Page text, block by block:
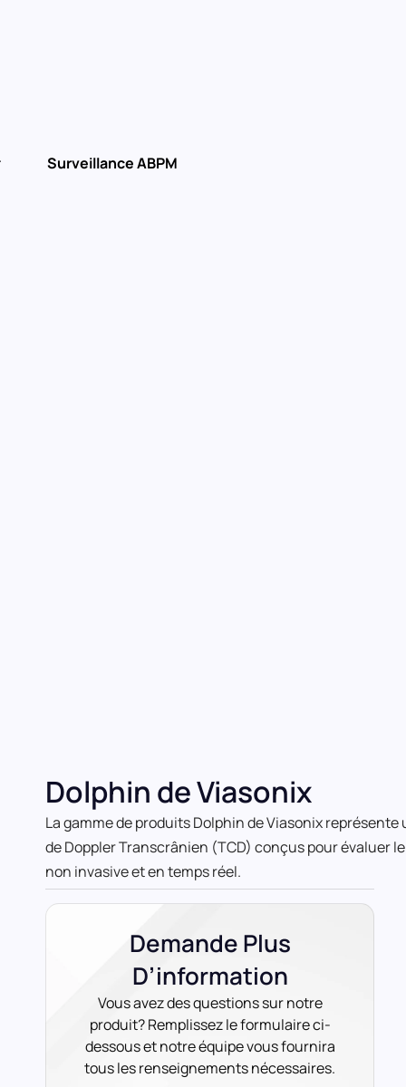
D’information
Vous avez des questions sur notre
produit? Remplissez le formulaire ci-
dessous et notre équipe vous fournira
tous les renseignements nécessaires.
Courriel